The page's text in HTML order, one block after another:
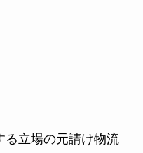
る立場の元請け物流